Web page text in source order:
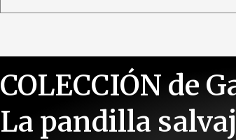
COLECCIÓN de
La pandilla